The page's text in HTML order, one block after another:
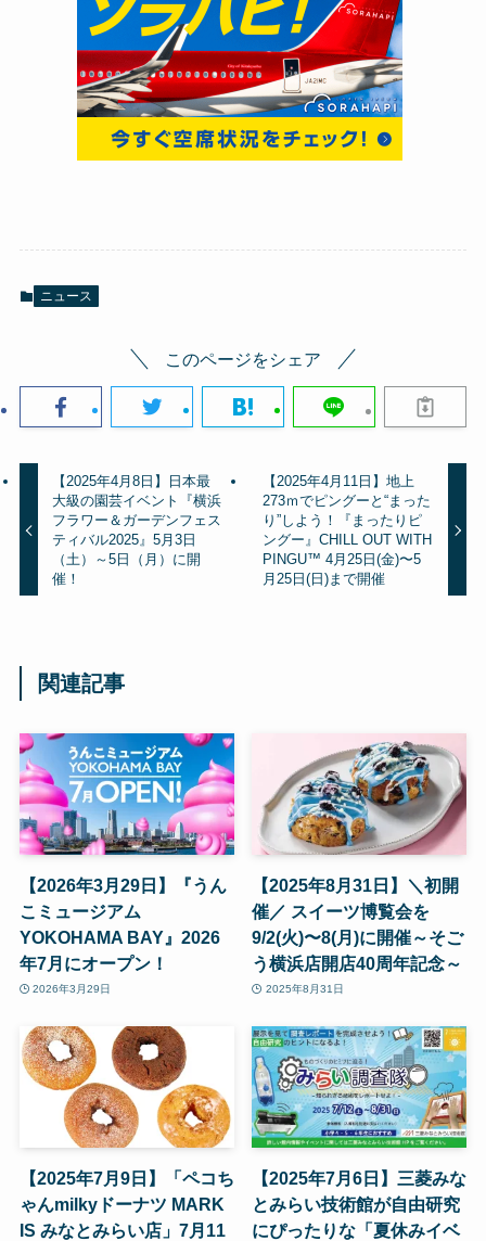
ニュース
このページをシェア
【2025年4月8日】日本最
大級の園芸イベント『横浜
フラワー＆ガーデンフェス
ティバル2025』5月3日
（土）～5日（月）に開
催！
【2025年4月11日】地上
273ｍでピングーと“まった
り”しよう！『まったりピ
ングー』CHILL OUT WITH
PINGU™ 4月25日(金)〜5
月25日(日)まで開催
関連記事
【2026年3月29日】『うん
こミュージアム
YOKOHAMA BAY』2026
年7月にオープン！
2026年3月29日
【2025年8月31日】＼初開
催／ スイーツ博覧会を
9/2(火)〜8(月)に開催～そご
う横浜店開店40周年記念～
2025年8月31日
【2025年7月9日】「ペコち
ゃんmilkyドーナツ MARK
IS みなとみらい店」7月11
【2025年7月6日】三菱みな
とみらい技術館が自由研究
にぴったりな「夏休みイベ